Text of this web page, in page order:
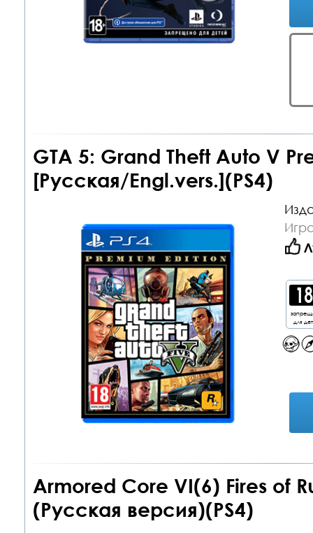
GTA 5: Grand Theft Auto V
[Русская/Engl.vers.](PS4)
для
Armored Core VI(6) Fires of
(Русская версия)(PS4)